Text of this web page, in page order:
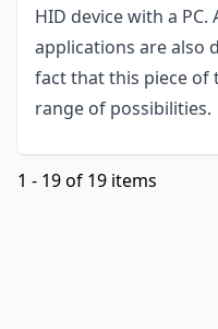
HID device with a
applications are also
fact that this piece of
range of possibilities.
1 - 19 of 19 items